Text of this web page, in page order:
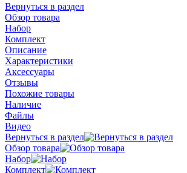
Вернуться в раздел
Обзор товара
Набор
Комплект
Описание
Характеристики
Аксессуары
Отзывы
Похожие товары
Наличие
Файлы
Видео
Вернуться в раздел
Обзор товара
Набор
Комплект